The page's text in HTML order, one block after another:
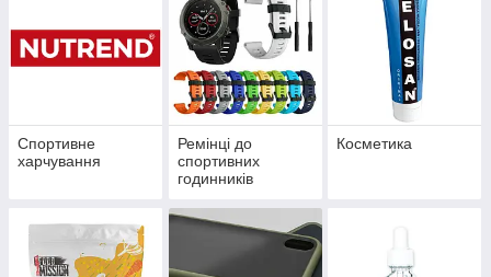
Спортивне
харчування
Ремінці до
спортивних
годинників
Косметика